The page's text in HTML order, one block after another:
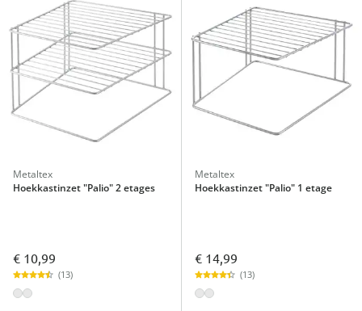
Metaltex
Hoekkastinzet "Palio" 2 etages
€ 10,99
(13)
Metaltex
Hoekkastinzet "Palio" 1 etage
€ 14,99
(13)